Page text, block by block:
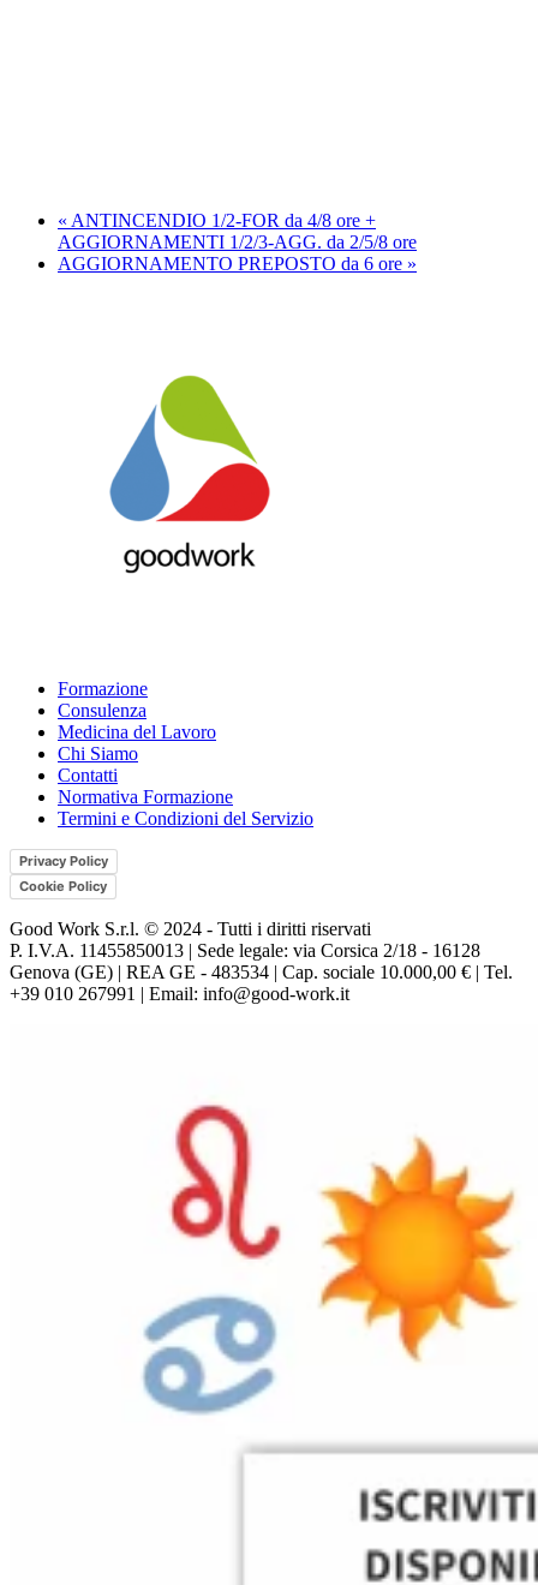
« ANTINCENDIO 1/2-FOR da 4/8 ore +
AGGIORNAMENTI 1/2/3-AGG. da 2/5/8 ore
AGGIORNAMENTO PREPOSTO da 6 ore »
Formazione
Consulenza
Medicina del Lavoro
Chi Siamo
Contatti
Normativa Formazione
Termini e Condizioni del Servizio
Privacy Policy
Cookie Policy
Good Work S.r.l. © 2024 - Tutti i diritti riservati
P. I.V.A. 11455850013 | Sede legale: via Corsica 2/18 - 16128
Genova (GE) | REA GE - 483534 | Cap. sociale 10.000,00 € | Tel.
+39 010 267991 | Email: info@good-work.it